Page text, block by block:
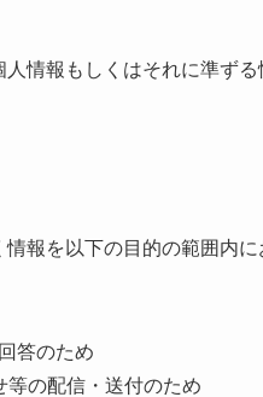
情報もしくはそれに準ず
報を以下の目的の範囲内に
答のため
等の配信・送付のため